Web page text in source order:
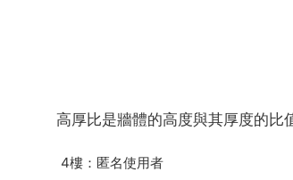
高厚比是牆體的高度與其厚度的比
4樓：匿名使用者